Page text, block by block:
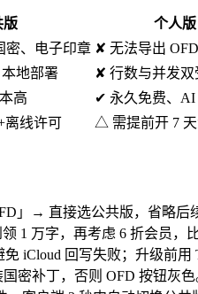
版
个人版
密、电子印章 ✘ 无法导出 OFD
地部署
✘ 行数与并发双
高
✔ 永久免费、AI
离线许可 △ 需提前开 7
」→ 直接选公共版，省略后
1 万字，再考虑 6 折会员，
iCloud 回写失败；升级前用
密补丁，否则 OFD 按钮灰色